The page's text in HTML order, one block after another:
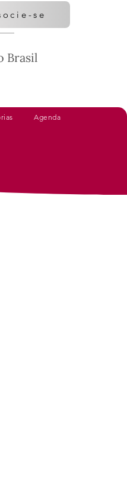
se
Brasil
Agenda